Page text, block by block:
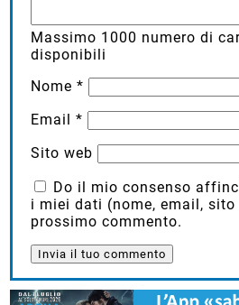
Massimo 1000 numero di
disponibili
Nome*
Email*
Sito web
Do il mio consenso
i miei dati (nome, email, sito
prossimo commento.